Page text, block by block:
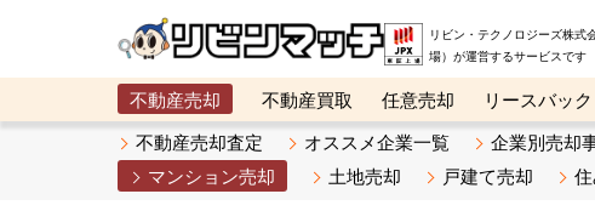
リビン・テクノロジーズ株式
場）が運営するサービスで
不動産売却 不動産買取 任意売却 リースバック
メタ住宅展示場
ベスト不動産カンパニー オンライ
不動産売却査定 オススメ企業一覧 企業別売却
マンション売却
土地売却 戸建て売却